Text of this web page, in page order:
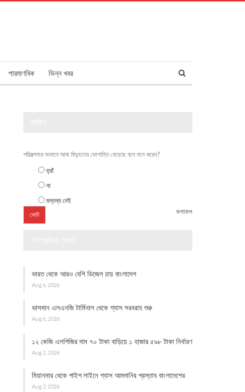
পারমাণবিক ভিন্ন খবর
পরিকল্পনার অভাবে আজ বিদ্যুতের ভোগান্তি বেড়েছে বলে মনে করেন?
হ্যাঁ
না
মন্তব্য নেই
ফলাফল
ভারত থেকে আরও বেশি ডিজেল চায় বাংলাদেশ
Aug 6, 2026
ভাসমান এলএনজি টার্মিনাল থেকে গ্যাস সরবরাহ শুরু
Aug 6, 2026
১২ কেজি এলপিজির দাম ৭০ টাকা বাড়িয়ে ১ হাজার ৫৯৮ টাকা নির্ধারণ
Aug 2, 2026
মিয়ানমার থেকে পাইপ লাইনে গ্যাস আমদানির প্রস্তাব বাংলাদেশের
Aug 2, 2026